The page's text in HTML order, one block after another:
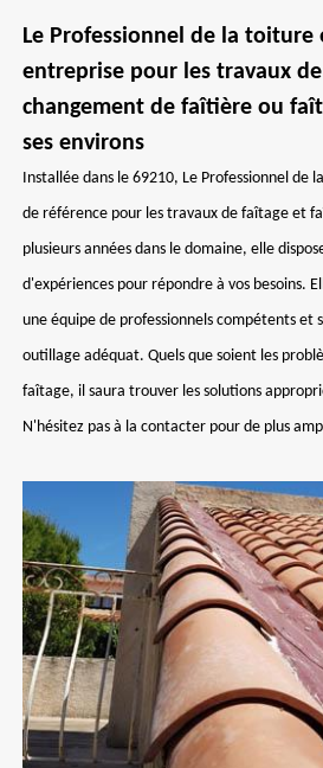
Le Professionnel de la toiture
entreprise pour les travaux
changement de faîtière ou
ses environs
Installée dans le 69210, Le Professionnel de
de référence pour les travaux de faîtage et
plusieurs années dans le domaine, elle
d'expériences pour répondre à vos besoins.
une équipe de professionnels compétents et
outillage adéquat. Quels que soient les
faîtage, il saura trouver les solutions
N'hésitez pas à la contacter pour de plus